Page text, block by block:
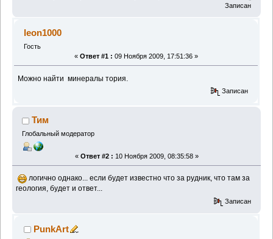
Записан
leon1000
Гость
« Ответ #1 : 09 Ноября 2009, 17:51:36 »
Можно найти минералы тория.
Записан
Тим
Глобальный модератор
« Ответ #2 : 10 Ноября 2009, 08:35:58 »
логично однако... если будет известно что за рудник, что там за
геология, будет и ответ...
Записан
PunkArt